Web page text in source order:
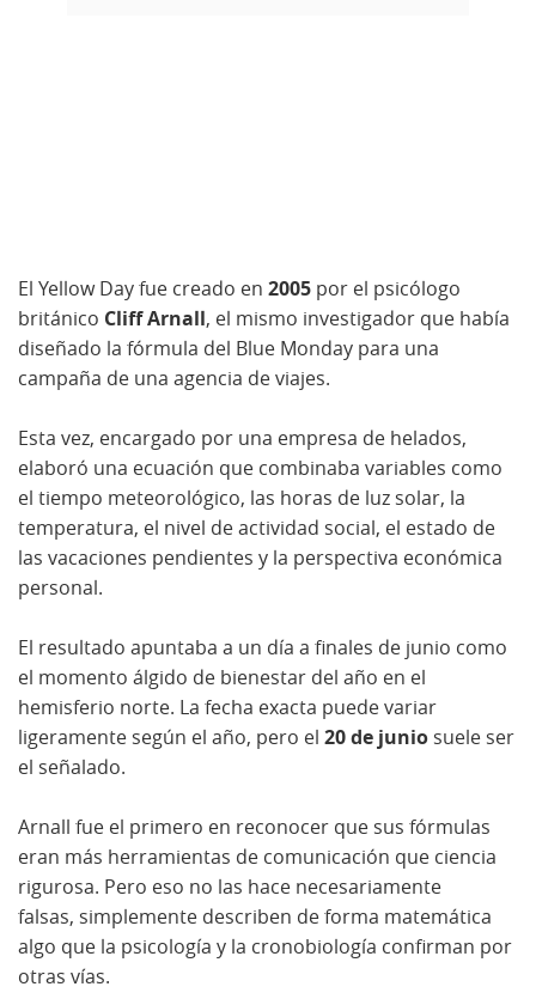
El Yellow Day fue creado en 2005 por el psicólogo
británico Cliff Arnall, el mismo investigador que había
diseñado la fórmula del Blue Monday para una
campaña de una agencia de viajes.
Esta vez, encargado por una empresa de helados,
elaboró una ecuación que combinaba variables como
el tiempo meteorológico, las horas de luz solar, la
temperatura, el nivel de actividad social, el estado de
las vacaciones pendientes y la perspectiva económica
personal.
El resultado apuntaba a un día a finales de junio como
el momento álgido de bienestar del año en el
hemisferio norte. La fecha exacta puede variar
ligeramente según el año, pero el 20 de junio suele ser
el señalado.
Arnall fue el primero en reconocer que sus fórmulas
eran más herramientas de comunicación que ciencia
rigurosa. Pero eso no las hace necesariamente
falsas, simplemente describen de forma matemática
algo que la psicología y la cronobiología confirman por
otras vías.